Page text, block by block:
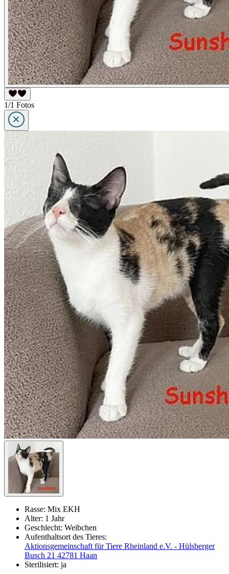
1/1 Fotos
Rasse: Mix EKH
Alter: 1 Jahr
Geschlecht: Weibchen
Aufenthaltsort des Tieres:
Aktionsgemeinschaft für Tiere Rheinland e.V. - Hülsberger
Busch 21 42781 Haan
Sterilisiert: ja